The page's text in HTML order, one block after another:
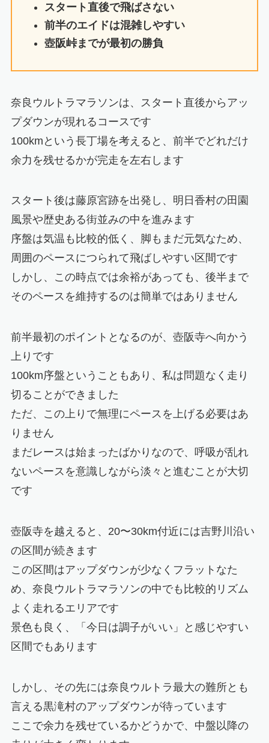
スタート直後で飛ばさない
前半のエイドは混雑しやすい
壺阪峠までが最初の勝負
奈良ウルトラマラソンは、スタート直後からアッ
プダウンが現れるコースです
100kmという長丁場を考えると、前半でどれだけ
余力を残せるかが完走を左右します
スタート後は藤原宮跡を出発し、明日香村の田園
風景や歴史ある街並みの中を進みます
序盤は気温も比較的低く、脚もまだ元気なため、
周囲のペースにつられて飛ばしやすい区間です
しかし、この時点では余裕があっても、後半まで
そのペースを維持するのは簡単ではありません
前半最初のポイントとなるのが、壺阪寺へ向かう
上りです
100km序盤ということもあり、私は問題なく走り
切ることができました
ただ、この上りで無理にペースを上げる必要はあ
りません
まだレースは始まったばかりなので、呼吸が乱れ
ないペースを意識しながら淡々と進むことが大切
です
壺阪寺を越えると、20〜30km付近には吉野川沿い
の区間が続きます
この区間はアップダウンが少なくフラットなた
め、奈良ウルトラマラソンの中でも比較的リズム
よく走れるエリアです
景色も良く、「今日は調子がいい」と感じやすい
区間でもあります
しかし、その先には奈良ウルトラ最大の難所とも
言える黒滝村のアップダウンが待っています
ここで余力を残せているかどうかで、中盤以降の